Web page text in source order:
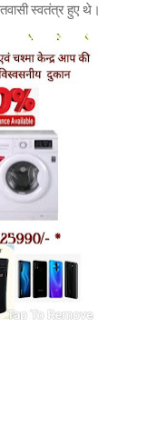
स्वतंत्र हुए थे।